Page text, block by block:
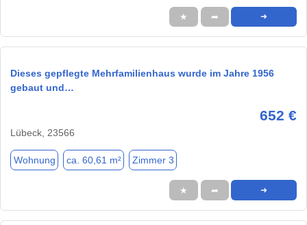
★ ➦ ➜
Dieses gepflegte Mehrfamilienhaus wurde im Jahre 1956
gebaut und…
652 €
Lübeck, 23566
Wohnung ca. 60,61 m² Zimmer 3
★ ➦ ➜